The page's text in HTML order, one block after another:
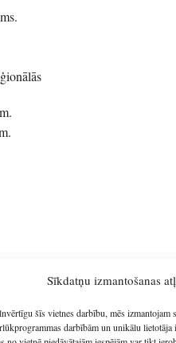
Sīkdatņu izmantošanas
šīs vietnes darbību, mēs izmantojam
darbībām un unikālu